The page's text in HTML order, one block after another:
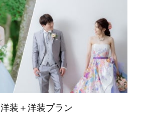
洋装＋洋装プラン